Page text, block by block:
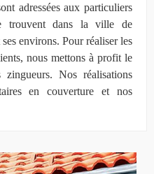
adressées aux particuliers
trouvent dans la ville de
environs. Pour réaliser les
nous mettons à profit le
Nos réalisations
en couverture et nos